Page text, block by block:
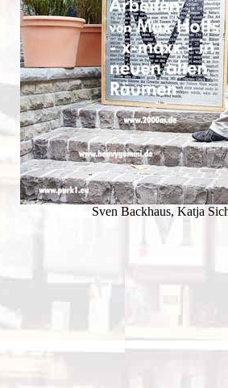
Sven Backhaus, Katja